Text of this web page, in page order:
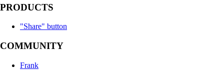
PRODUCTS
"Share" button
COMMUNITY
Frank